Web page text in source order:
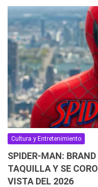
Cultura y Entretenimiento
SPIDER-MAN:
TAQUILLA Y SE
VISTA DEL 2026